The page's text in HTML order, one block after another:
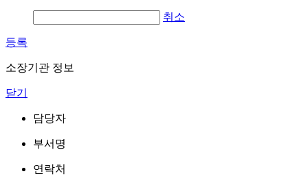
취소
등록
소장기관 정보
닫기
담당자
부서명
연락처